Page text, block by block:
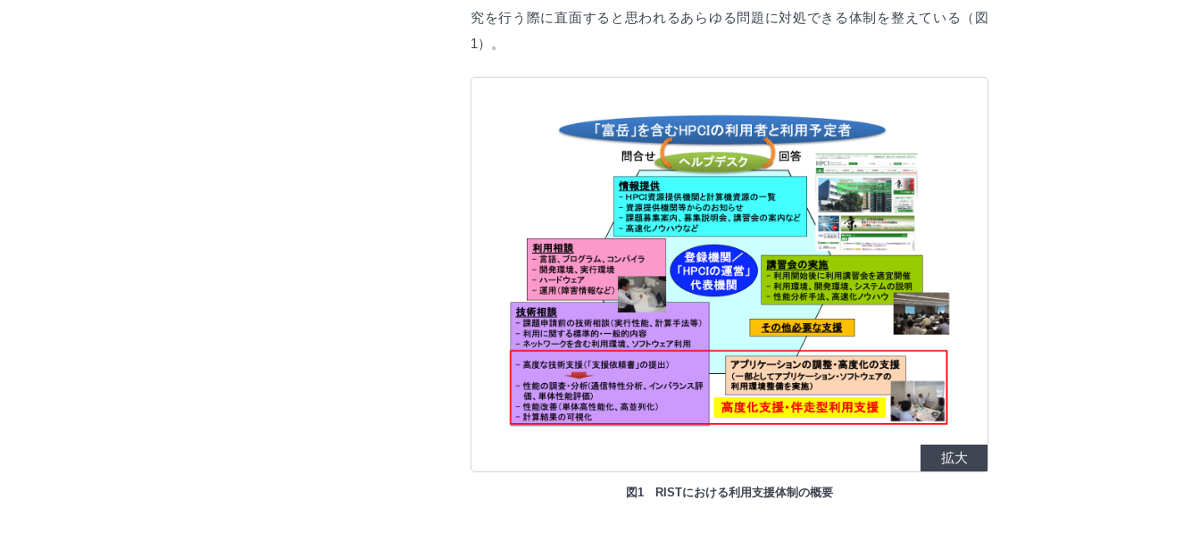
究を行う際に直面すると思われるあらゆる問題に対処できる体制を整えている（図
1）。
拡大
図1 RISTにおける利用支援体制の概要